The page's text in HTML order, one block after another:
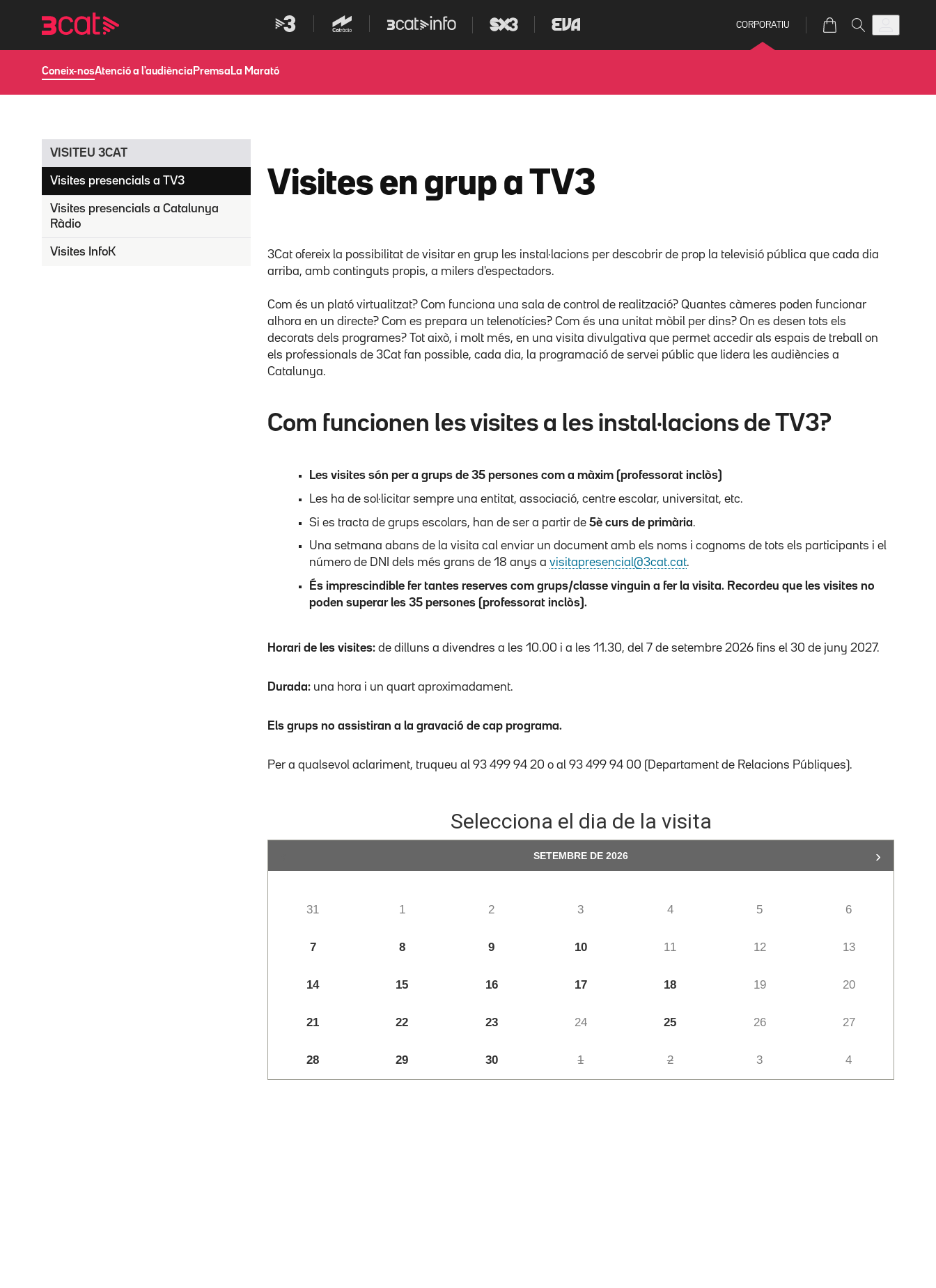
navegació
principal
contingut
CORPORATIU
Coneix-nosAtenció a l'audiència Premsa La Marató
VISITEU 3CAT
Visites presencials a TV3
Visites presencials a Catalunya
Ràdio
Visites InfoK
Visites en grup a TV3
3Cat ofereix la possibilitat de visitar en grup les instal·lacions per descobrir de prop la televisió pública que cada dia
arriba, amb continguts propis, a milers d'espectadors.
Com és un plató virtualitzat? Com funciona una sala de control de realització? Quantes càmeres poden funcionar
alhora en un directe? Com es prepara un telenotícies? Com és una unitat mòbil per dins? On es desen tots els
decorats dels programes? Tot això, i molt més, en una visita divulgativa que permet accedir als espais de treball on
els professionals de 3Cat fan possible, cada dia, la programació de servei públic que lidera les audiències a
Catalunya.
Com funcionen les visites a les instal·lacions de TV3?
Les visites són per a grups de 35 persones com a màxim (professorat inclòs)
Les ha de sol·licitar sempre una entitat, associació, centre escolar, universitat, etc.
Si es tracta de grups escolars, han de ser a partir de 5è curs de primària.
Una setmana abans de la visita cal enviar un document amb els noms i cognoms de tots els participants i el
número de DNI dels més grans de 18 anys a visitapresencial@3cat.cat.
És imprescindible fer tantes reserves com grups/classe vinguin a fer la visita. Recordeu que les visites no
poden superar les 35 persones (professorat inclòs).
Horari de les visites: de dilluns a divendres a les 10.00 i a les 11.30, del 7 de setembre 2026 fins el 30 de juny 2027.
Durada: una hora i un quart aproximadament.
Els grups no assistiran a la gravació de cap programa.
Per a qualsevol aclariment, truqueu al 93 499 94 20 o al 93 499 94 00 (Departament de Relacions Públiques).